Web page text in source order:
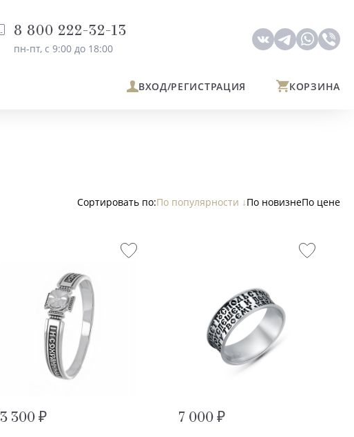
8 800 222-32-13
пн-пт, с 9:00 до 18:00
ВХОД/РЕГИСТРАЦИЯ КОРЗИНА
По популярности По новизнеПо цене
3 300 ₽ 7 000 ₽